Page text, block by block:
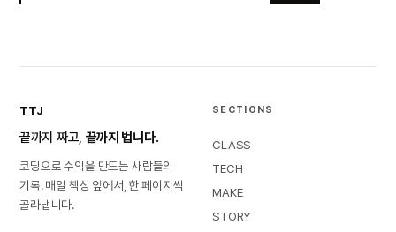
TTJ
끝까지 짜고, 끝까지 법니다.
코딩으로 수익을 만드는 사람들의
기록. 매일 책상 앞에서, 한 페이지씩
골라냅니다.
SECTIONS
CLASS
TECH
MAKE
STORY